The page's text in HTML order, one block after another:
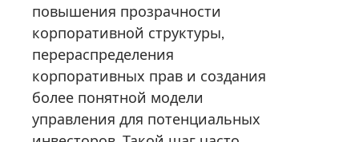
повышения прозрачности
корпоративной структуры,
перераспределения
корпоративных прав и создания
более понятной модели
управления для потенциальных